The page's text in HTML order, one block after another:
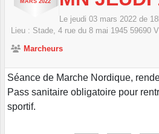
Le jeudi 03 mars 2022 de
Lieu : Stade, 4 rue du 8 mai 1945 59690
Marcheurs
Séance de Marche Nordique,
Pass sanitaire obligatoire pour
sportif.